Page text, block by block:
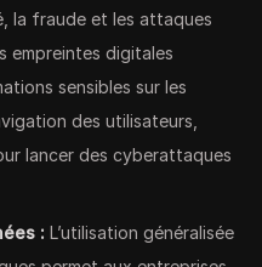
la fraude et les attaques
empreintes digitales
sensibles sur les
des utilisateurs,
lancer des cyberattaques
:L’utilisation généralisée